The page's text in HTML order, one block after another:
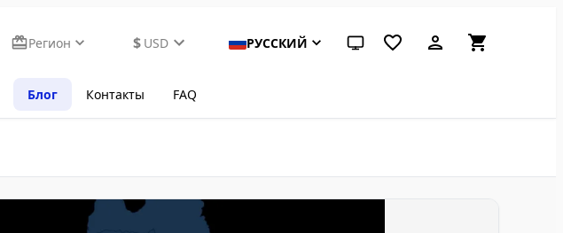
Регион $ USD РУССКИЙ Системная тема (нажмите для
Блог Контакты FAQ